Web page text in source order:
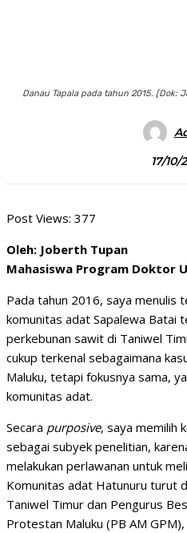
Danau Tapala pada tahun 2015. [Dok:
17/10/
Post Views: 377
Oleh: Joberth Tupan
Mahasiswa Program Doktor
Pada tahun 2016, saya menulis
komunitas adat Sapalewa Batai
perkebunan sawit di Taniwel
cukup terkenal sebagaimana
Maluku, tetapi fokusnya sama,
komunitas adat.
Secara purposive, saya memilih
sebagai subyek penelitian,
melakukan perlawanan untuk
Komunitas adat Hatunuru turut
Taniwel Timur dan Pengurus
Protestan Maluku (PB AM